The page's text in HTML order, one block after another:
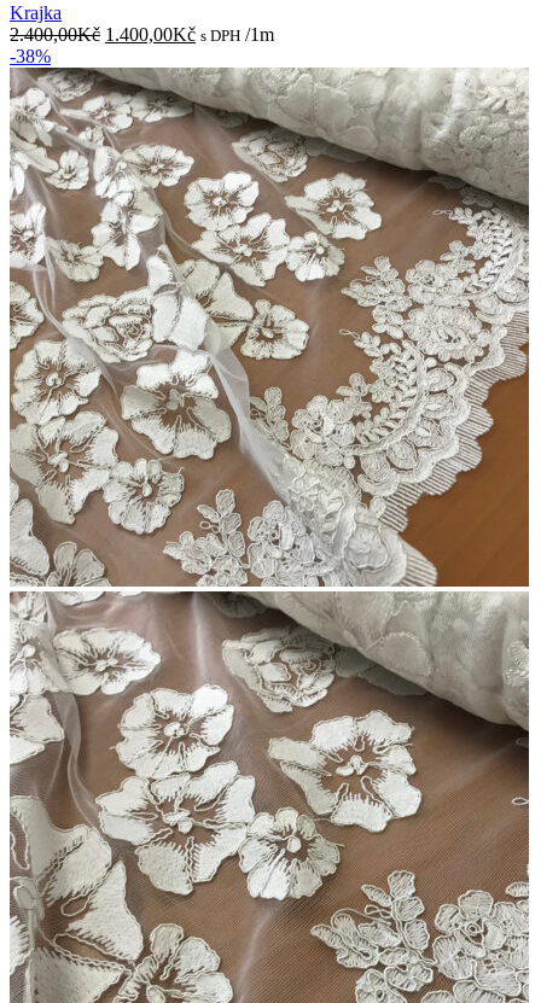
Krajka
2.400,00Kč Původní
byla:
2.400,00Kč.
1.400,00KčAktuální
je:
1.400,00Kč.
s DPH /1m
-38%